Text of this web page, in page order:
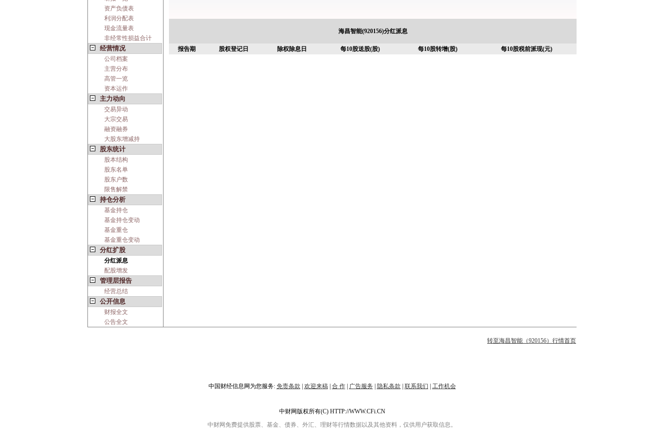
资产负债表
利润分配表
现金流量表
非经常性损益合计
经营情况
公司档案
主营分布
高管一览
资本运作
主力动向
交易异动
大宗交易
融资融券
大股东增减持
股东统计
股本结构
股东名单
股东户数
限售解禁
持仓分析
基金持仓
基金持仓变动
基金重仓
基金重仓变动
分红扩股
分红派息
配股增发
管理层报告
经营总结
公开信息
财报全文
公告全文
海昌智能(920156)分红派息
报告期 股权登记日 除权除息日 每10股送股(股) 每10股转增(股) 每10股税前派现(元)
转至海昌智能（920156）行情首页
中国财经信息网为您服务: 免责条款 欢迎来稿| 合 作| 广告服务 隐私条款 联系我们 工作机会
中财网版权所有(C) HTTP://WWW.CFi.CN
中财网免费提供股票、基金、债券、外汇、理财等行情数据以及其他资料，仅供用户获取信息。